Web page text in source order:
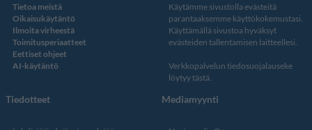
Tietoa meistä
Oikaisukäytäntö
Ilmoita virheestä
Toimitusperiaatteet
Eettiset ohjeet
AI-käytäntö
Käytämme sivustolla evästeitä
parantaaksemme käyttökokemustasi.
Käyttämällä sivustoa hyväksyt
evästeiden tallentamisen laitteellesi.
Verkkopalvelun tiedosuojalauseke
löytyy tästä
Tiedotteet Mediamyynti